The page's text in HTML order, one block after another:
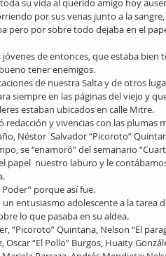
su vida al querido amigo hoy
por sus venas junto a la
pero por sobre todo dejaba en el
de entonces, que estaba bien
tener enemigos.
de nuestra Salta y de otros
siempre en las páginas del viejo y
estaban ubicados en calle Mitre.
redacción y vivencias con las plumas
Néstor  Salvador “Picoroto”
se “enamoró” del semanario
papel  nuestro laburo y le
Poder” porque así fue.
entusiasmo adolescente a la tarea
lo que pasaba en su aldea.
”Picoroto” Quintana, Nelson “El
“El Pollo” Burgos, Huaity